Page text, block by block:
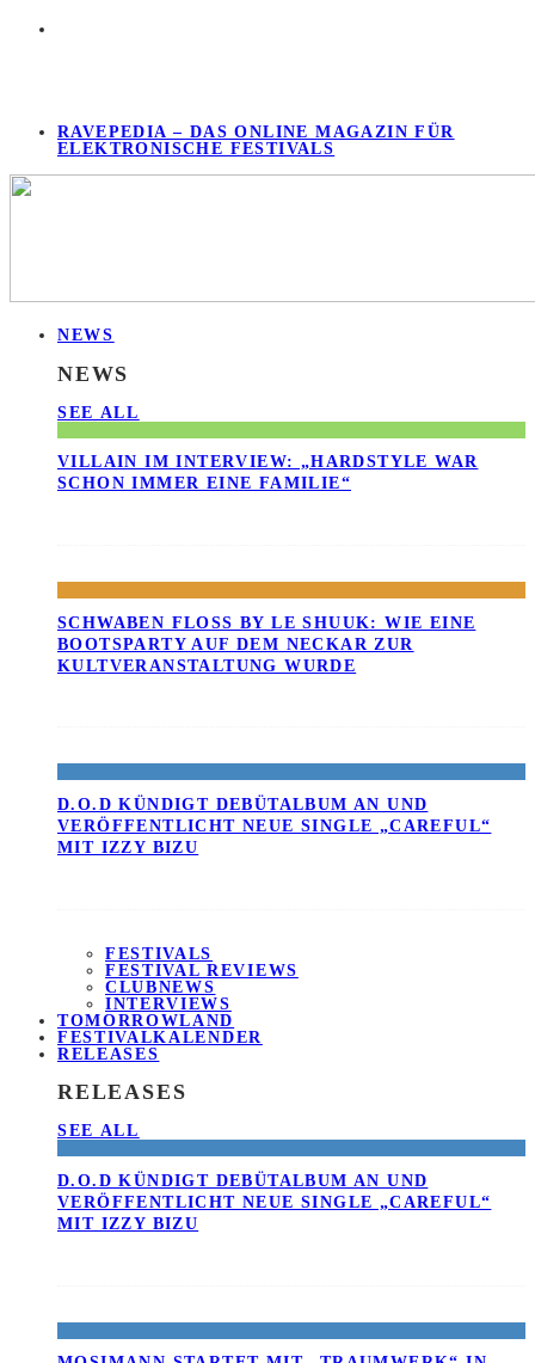
RAVEPEDIA – DAS ONLINE MAGAZIN FÜR
ELEKTRONISCHE FESTIVALS
NEWS
NEWS
SEE ALL
VILLAIN IM INTERVIEW: „HARDSTYLE WAR
SCHON IMMER EINE FAMILIE“
SCHWABEN FLOSS BY LE SHUUK: WIE EINE B
OOTSPARTY AUF DEM NECKAR ZUR K
ULTVERANSTALTUNG WURDE
D.O.D KÜNDIGT DEBÜTALBUM AN UND
VERÖFFENTLICHT NEUE SINGLE „CAREFUL“
MIT IZZY BIZU
FESTIVALS
FESTIVAL REVIEWS
CLUBNEWS
INTERVIEWS
TOMORROWLAND
FESTIVALKALENDER
RELEASES
RELEASES
SEE ALL
D.O.D KÜNDIGT DEBÜTALBUM AN UND
VERÖFFENTLICHT NEUE SINGLE „CAREFUL“
MIT IZZY BIZU